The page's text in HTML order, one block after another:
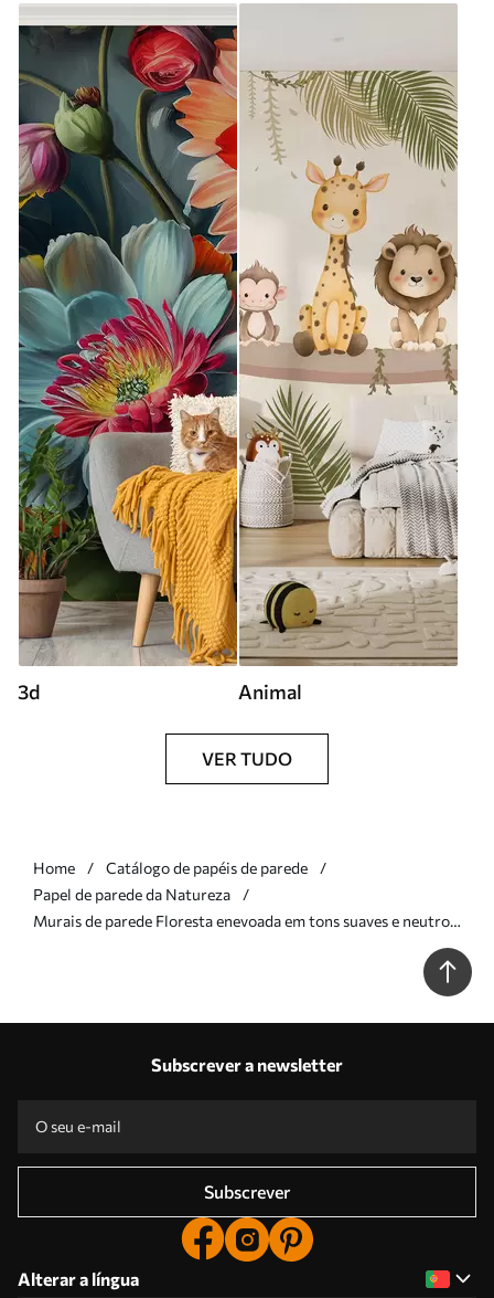
3d Animal
VER TUDO
Home
Catálogo de papéis de parede
Papel de parede da Natureza
Murais de parede Floresta enevoada em tons suaves e neutros
Subscrever a newsletter
Subscrever
Alterar a língua